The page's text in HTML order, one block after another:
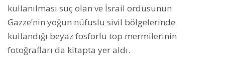
kullanılması suç olan ve İsrail ordusunun
Gazze’nin yoğun nüfuslu sivil bölgelerinde
kullandığı beyaz fosforlu top mermilerinin
fotoğrafları da kitapta yer aldı.